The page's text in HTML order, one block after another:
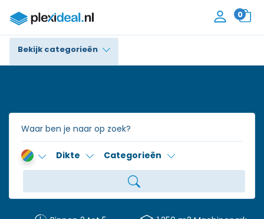
0
Bekijk categorieën
Trespa® / HPL
Alupanel / Dibond®
Dikte Categorieën